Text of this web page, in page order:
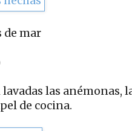
de mar
las anémonas,
de cocina.